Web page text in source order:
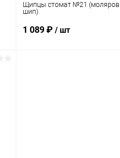
Щипцы стомат №21
шип)
1 089 ₽ / шт